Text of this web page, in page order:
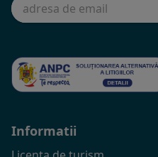
Informatii